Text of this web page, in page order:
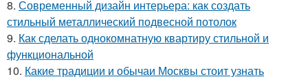
8. Современный дизайн интерьера: как создать
стильный металлический подвесной потолок
9. Как сделать однокомнатную квартиру стильной и
функциональной
10. Какие традиции и обычаи Москвы стоит узнать